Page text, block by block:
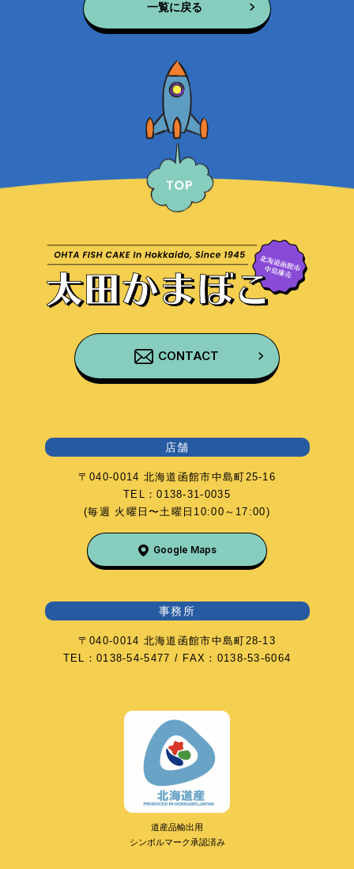
一覧に戻る
CONTACT
店舗
〒040-0014 北海道函館市中島町25-16
TEL：0138-31-0035
(毎週 火曜日〜土曜日10:00～17:00)
Google Maps
事務所
〒040-0014 北海道函館市中島町28-13
TEL：0138-54-5477 / FAX：0138-53-6064
道産品輸出用
シンボルマーク承認済み